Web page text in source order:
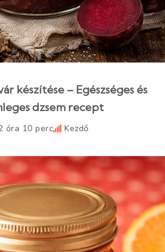
készítése – Egészséges és
dzsem recept
óra 10 perc Kezdő